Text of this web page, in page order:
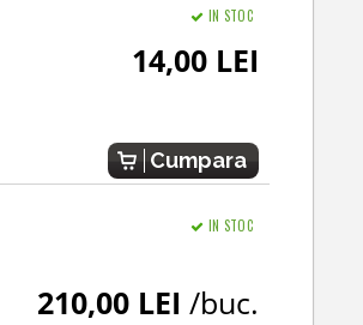
IN STOC
14,00 LEI
Cumpara
IN STOC
210,00 LEI /buc.